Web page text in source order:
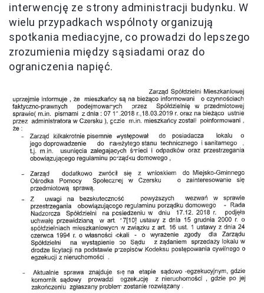
interwencję ze strony administracji budynku. W
wielu przypadkach wspólnoty organizują
spotkania mediacyjne, co prowadzi do lepszego
zrozumienia między sąsiadami oraz do
ograniczenia napięć.